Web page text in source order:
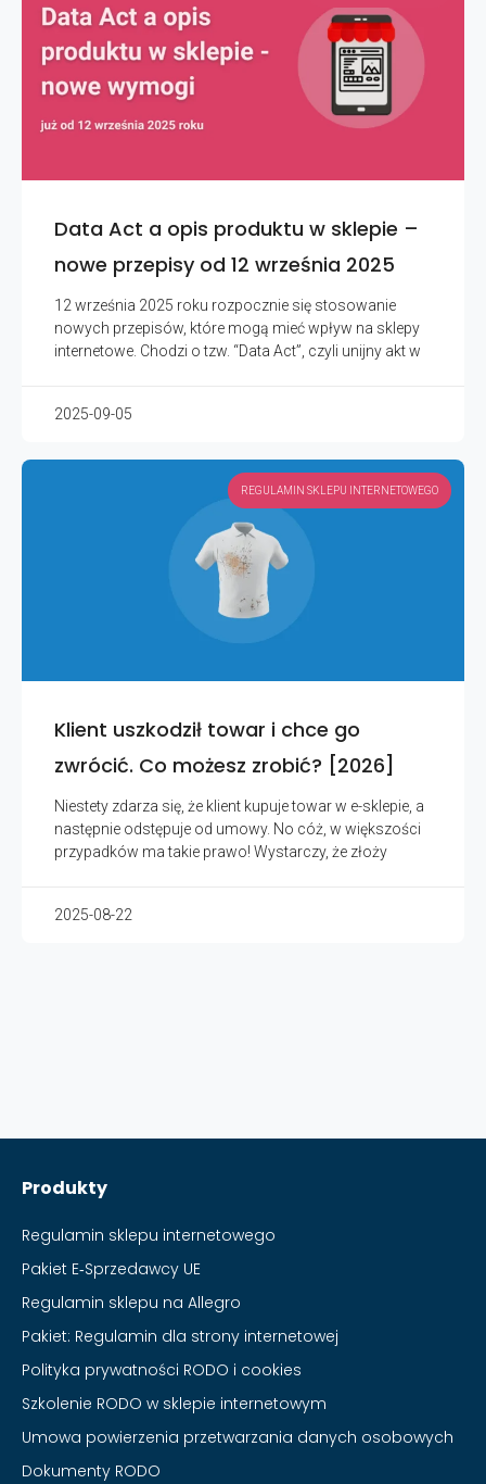
Data Act a opis produktu w sklepie –
nowe przepisy od 12 września 2025
12 września 2025 roku rozpocznie się stosowanie
nowych przepisów, które mogą mieć wpływ na sklepy
internetowe. Chodzi o tzw. “Data Act”, czyli unijny akt w
2025-09-05
REGULAMIN SKLEPU INTERNETOWEGO
Klient uszkodził towar i chce go
zwrócić. Co możesz zrobić? [2026]
Niestety zdarza się, że klient kupuje towar w e-sklepie, a
następnie odstępuje od umowy. No cóż, w większości
przypadków ma takie prawo! Wystarczy, że złoży
2025-08-22
Produkty
Regulamin sklepu internetowego
Pakiet E‑Sprzedawcy UE
Regulamin sklepu na Allegro
Pakiet: Regulamin dla strony internetowej
Polityka prywatności RODO i cookies
Szkolenie RODO w sklepie internetowym
Umowa powierzenia przetwarzania danych osobowych
Dokumenty RODO